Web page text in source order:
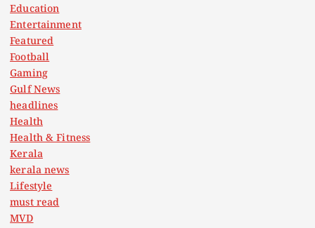
Education
Entertainment
Featured
Football
Gaming
Gulf News
headlines
Health
Health & Fitness
Kerala
kerala news
Lifestyle
must read
MVD